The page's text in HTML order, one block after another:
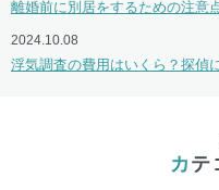
離婚前に別居をするための注意
2024.10.08
浮気調査の費用はいくら？探偵
カ